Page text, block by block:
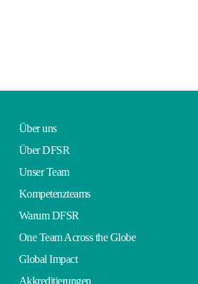
Über uns
Über DFSR
Unser Team
Kompetenzteams
Warum DFSR
One Team Across the Globe
Global Impact
Akkreditierungen